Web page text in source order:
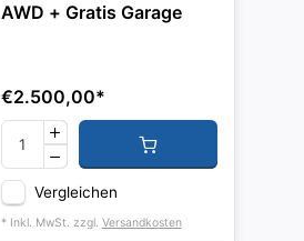
AWD + Gratis Garage
€2.500,00*
Vergleichen
* Inkl. MwSt. zzgl. Versandkosten